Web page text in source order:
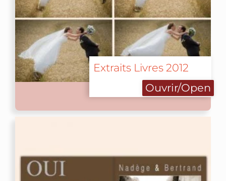
Extraits Livres 2012
Ouvrir/Open